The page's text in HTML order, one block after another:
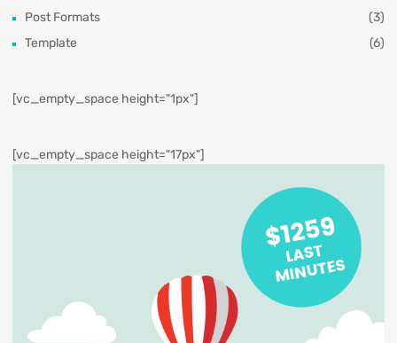
Post Formats
(3)
Template
(6)
[vc_empty_space height="1px"]
[vc_empty_space height="17px"]